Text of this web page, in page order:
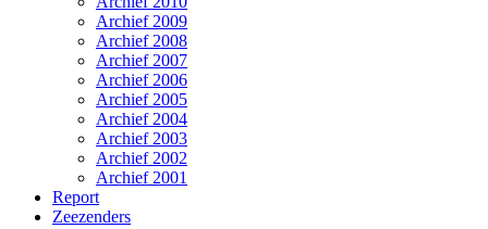
Archief 2009
Archief 2008
Archief 2007
Archief 2006
Archief 2005
Archief 2004
Archief 2003
Archief 2002
Archief 2001
Report
Zeezenders